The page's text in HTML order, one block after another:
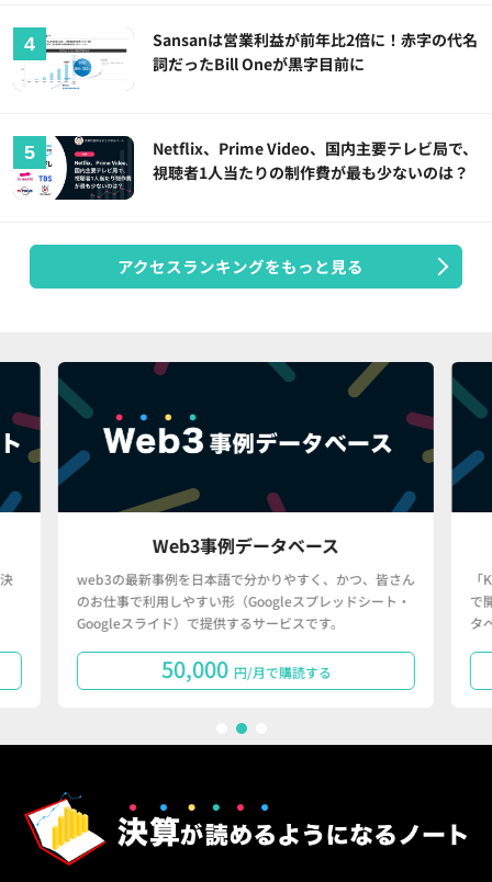
Sansanは営業利益が前年比2倍に！赤字の代名
詞だったBill Oneが黒字目前に
Netflix、Prime Video、国内主要テレビ局で、
視聴者1人当たりの制作費が最も少ないのは？
アクセスランキングをもっと見る
Web3事例データベース
web3の最新事例を日本語で分かりやすく、かつ、皆さん
のお仕事で利用しやすい形（Googleスプレッドシート・
Googleスライド）で提供するサービスです。
50,000 円/月で購読する
で
タ